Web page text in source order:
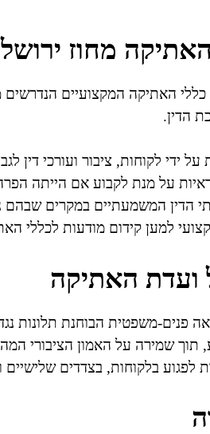
מחוז
האתיקה המקצועיים הנדרשים
הדין.
על ידי לקוחות, ציבור ועורכי דין
ראיות על מנת לקבוע אם הייתה
הדין המשמעתיים במקרים
למען קידום מודעות לכללי
ועדת האתיקה
פנים-משפטית הבוחנת תלונות נגד
שמירה על האמון הציבורי
לפגוע בלקוחות, בצדדים